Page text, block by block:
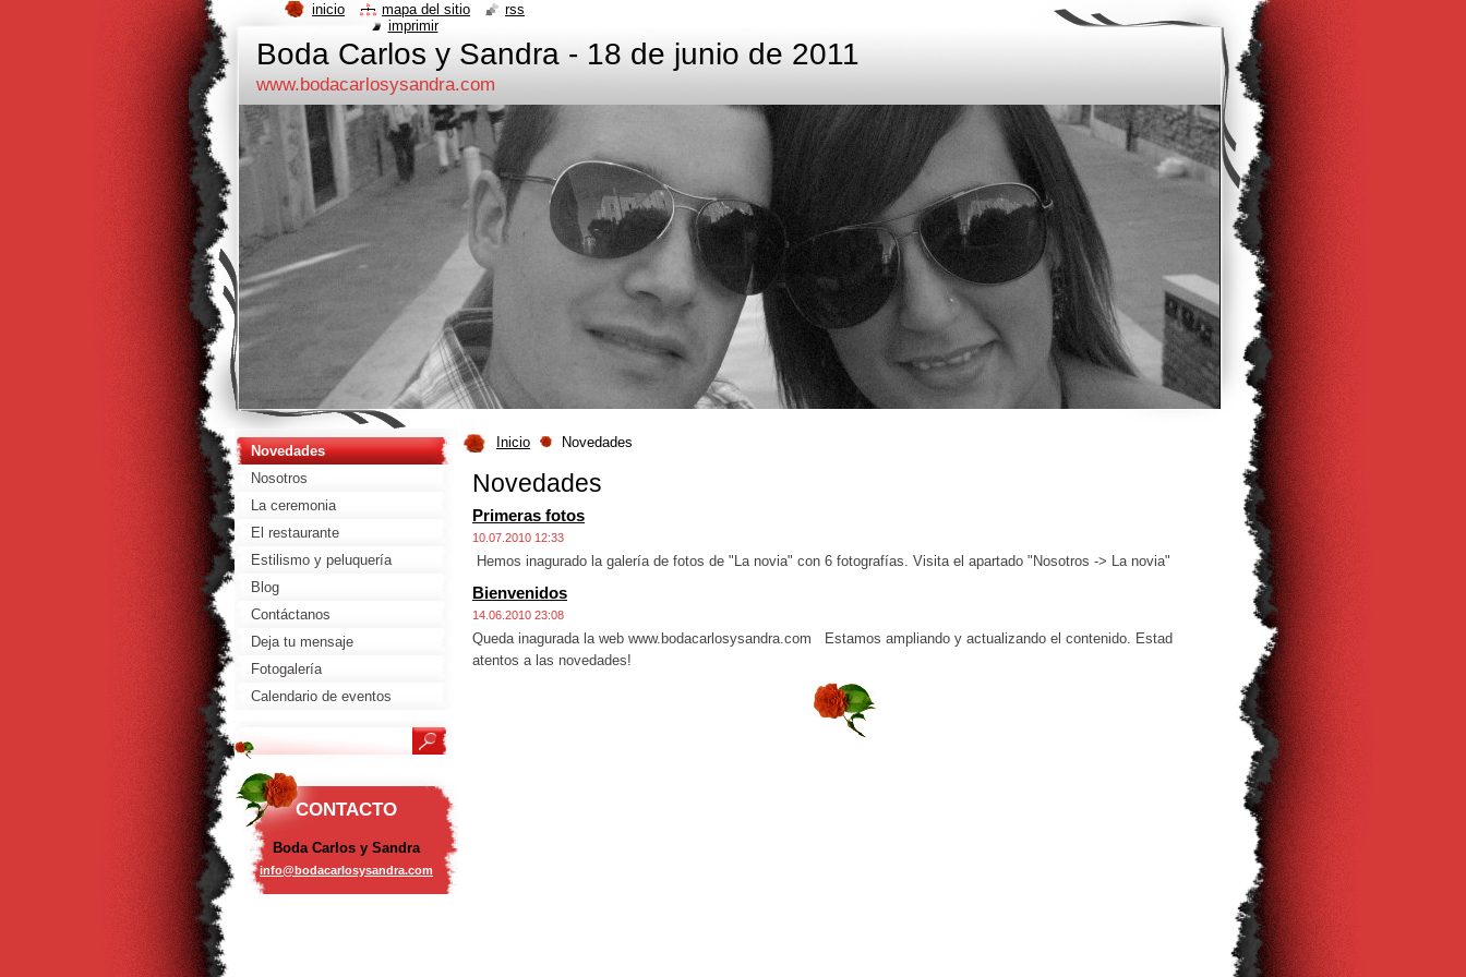
Boda Carlos y Sandra - 18 de junio de 2011
www.bodacarlosysandra.com
Inicio Novedades
Novedades
Primeras fotos
10.07.2010 12:33
Hemos inagurado la galería de fotos de "La novia" con 6 fotografías. Visita el apartado "Nosotros -> La novia"
Bienvenidos
14.06.2010 23:08
Queda inagurada la web www.bodacarlosysandra.com Estamos ampliando y actualizando el contenido. Estad
atentos a las novedades!
Novedades
Nosotros
La ceremonia
El restaurante
Estilismo y peluquería
Blog
Contáctanos
Deja tu mensaje
Fotogalería
Calendario de eventos
CONTACTO
Boda Carlos y Sandra
info@bodacarlosysandra.com
inicio mapa del sitio
rss
imprimir